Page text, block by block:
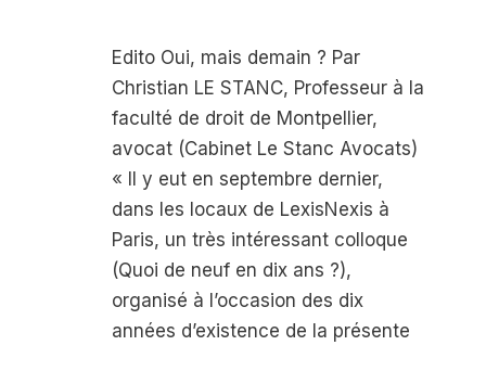
Edito Oui, mais demain ? Par
Christian LE STANC, Professeur à la
faculté de droit de Montpellier,
avocat (Cabinet Le Stanc Avocats)
« Il y eut en septembre dernier,
dans les locaux de LexisNexis à
Paris, un très intéressant colloque
(Quoi de neuf en dix ans ?),
organisé à l’occasion des dix
années d’existence de la présente